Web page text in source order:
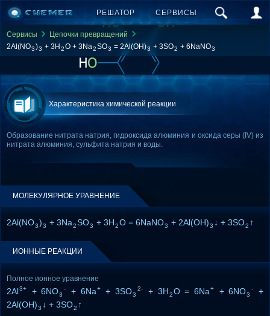
РЕШАТОР СЕРВИСЫ
Сервисы
Цепочки превращений
2Al(NO3)3 + 3H 2O + 3Na2SO3 = 2Al(OH)3 + 3SO2 + 6NaNO3
Характеристика химической реакции
Образование нитрата натрия, гидроксида алюминия и оксида серы (IV) из
нитрата алюминия, сульфита натрия и воды.
МОЛЕКУЛЯРНОЕ УРАВНЕНИЕ
2Al(NO3)3 + 3Na2SO3 + 3H2O = 6NaNO3 + 2Al(OH)3 ↓ + 3SO2 ↑
ИОННЫЕ РЕАКЦИИ
Полное ионное уравнение
2Al3+ + 6NO3
- + 6Na+ + 3SO3
2- + 3H2O = 6Na+ + 6NO3
-
+
2Al(OH)3 ↓ + 3SO2 ↑